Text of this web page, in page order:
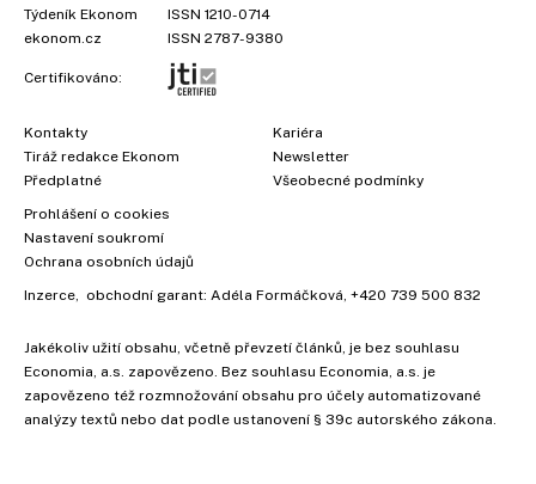
Týdeník Ekonom
ISSN 1210-0714
ekonom.cz
ISSN 2787-9380
Certifikováno:
Kontakty
Tiráž redakce Ekonom
Předplatné
Kariéra
Newsletter
Všeobecné podmínky
Prohlášení o cookies
Nastavení soukromí
Ochrana osobních údajů
Inzerce , obchodní garant: Adéla Formáčková +420 739 500 832
Jakékoliv užití obsahu, včetně převzetí článků, je bez souhlasu
Economia, a.s. zapovězeno. Bez souhlasu Economia, a.s. je
zapovězeno též rozmnožování obsahu pro účely automatizované
analýzy textů nebo dat podle ustanovení § 39c autorského zákona.